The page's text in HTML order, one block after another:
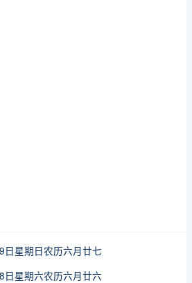
星期日农历六月廿七
星期六农历六月廿六